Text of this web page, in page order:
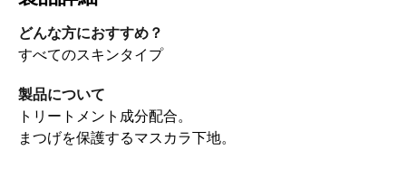
どんな方におすすめ？
すべてのスキンタイプ
製品について
トリートメント成分配合。
まつげを保護するマスカラ下地。